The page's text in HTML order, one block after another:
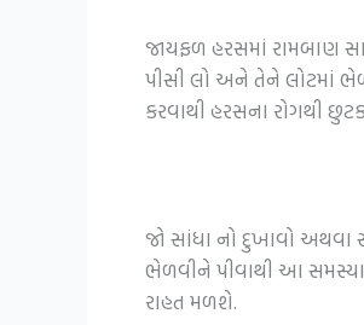
જાયફળ હરસમાં રામબાણ
પીસી લો અને તેને લોટમાં
કરવાથી હરસના રોગથી
જો સાંધા નો દુખાવો
ભેળવીને પીવાથી આ
રાહત મળશે.